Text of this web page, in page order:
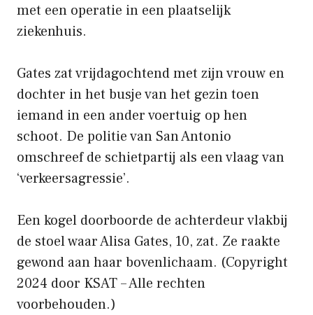
met een operatie in een plaatselijk
ziekenhuis.
Gates zat vrijdagochtend met zijn vrouw en
dochter in het busje van het gezin toen
iemand in een ander voertuig op hen
schoot. De politie van San Antonio
omschreef de schietpartij als een vlaag van
‘verkeersagressie’.
Een kogel doorboorde de achterdeur vlakbij
de stoel waar Alisa Gates, 10, zat. Ze raakte
gewond aan haar bovenlichaam. (Copyright
2024 door KSAT – Alle rechten
voorbehouden.)